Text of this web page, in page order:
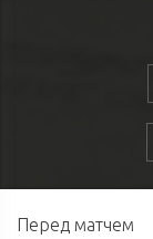
Перед матчем